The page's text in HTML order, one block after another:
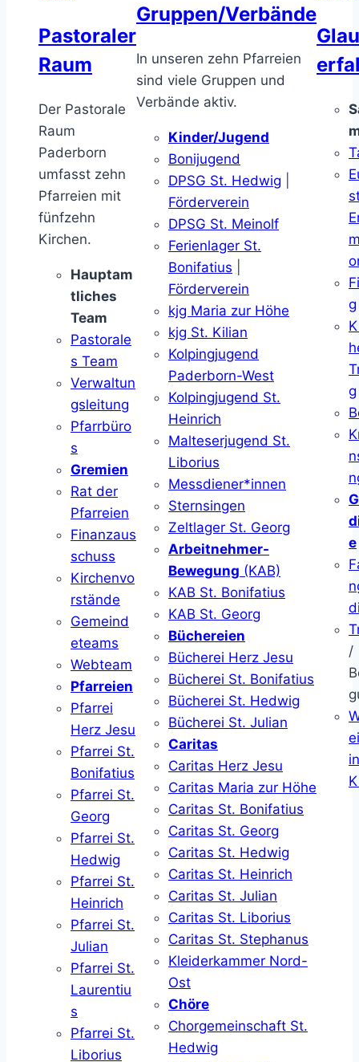
Pastoraler
Raum
Der Pastorale
Raum
Paderborn
umfasst zehn
Pfarreien mit
fünfzehn
Kirchen.
Hauptam
tliches
Team
Pastorale
s Team
Verwaltun
gsleitung
Pfarrbüro
s
Gremien
Rat der
Pfarreien
Finanzaus
schuss
Kirchenvo
rstände
Gemeind
eteams
Webteam
Pfarreien
Pfarrei
Herz Jesu
Pfarrei St.
Bonifatius
Pfarrei St.
Georg
Pfarrei St.
Hedwig
Pfarrei St.
Heinrich
Pfarrei St.
Julian
Pfarrei St.
Laurentiu
s
Pfarrei St.
Liborius
Gruppen/Verbände
In unseren zehn Pfarreien
sind viele Gruppen und
Verbände aktiv.
Kinder/Jugend
Bonijugend
DPSG St. Hedwig
Förderverein
DPSG St. Meinolf
Ferienlager St.
Bonifatius
Förderverein
kjg Maria zur Höhe
kjg St. Kilian
Kolpingjugend
Paderborn-West
Kolpingjugend St.
Heinrich
Malteserjugend St.
Liborius
Messdiener*innen
Sternsingen
Zeltlager St. Georg
Arbeitnehmer-
Bewegung (KAB)
KAB St. Bonifatius
KAB St. Georg
Büchereien
Bücherei Herz Jesu
Bücherei St. Bonifatius
Bücherei St. Hedwig
Bücherei St. Julian
Caritas
Caritas Herz Jesu
Caritas Maria zur Höhe
Caritas St. Bonifatius
Caritas St. Georg
Caritas St. Hedwig
Caritas St. Heinrich
Caritas St. Julian
Caritas St. Liborius
Caritas St. Stephanus
Kleiderkammer Nord-
Ost
Chöre
Chorgemeinschaft St.
Hedwig
g
g
e
/